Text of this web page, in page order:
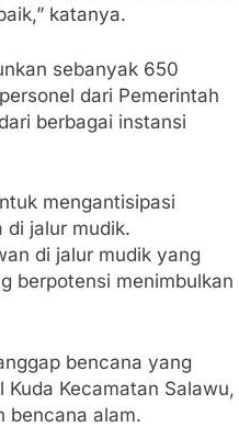
katanya.
sebanyak 650
dari Pemerintah
berbagai instansi
mengantisipasi
di jalur mudik.
di jalur mudik yang
berpotensi menimbulkan
bencana yang
Kecamatan Salawu,
bencana alam.